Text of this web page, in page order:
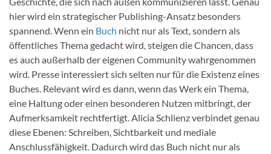
hier wird ein strategischer Publishing-Ansatz besonders
spannend. Wenn ein Buch nicht nur als Text, sondern als
öffentliches Thema gedacht wird, steigen die Chancen, dass
es auch außerhalb der eigenen Community wahrgenommen
wird. Presse interessiert sich selten nur für die Existenz eines
Buches. Relevant wird es dann, wenn das Werk ein Thema,
eine Haltung oder einen besonderen Nutzen mitbringt, der
Aufmerksamkeit rechtfertigt. Alicia Schlienz verbindet genau
diese Ebenen: Schreiben, Sichtbarkeit und mediale
Anschlussfähigkeit. Dadurch wird das Buch nicht nur als